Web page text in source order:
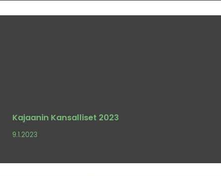
Kajaanin Kansalliset 2023
9.1.2023